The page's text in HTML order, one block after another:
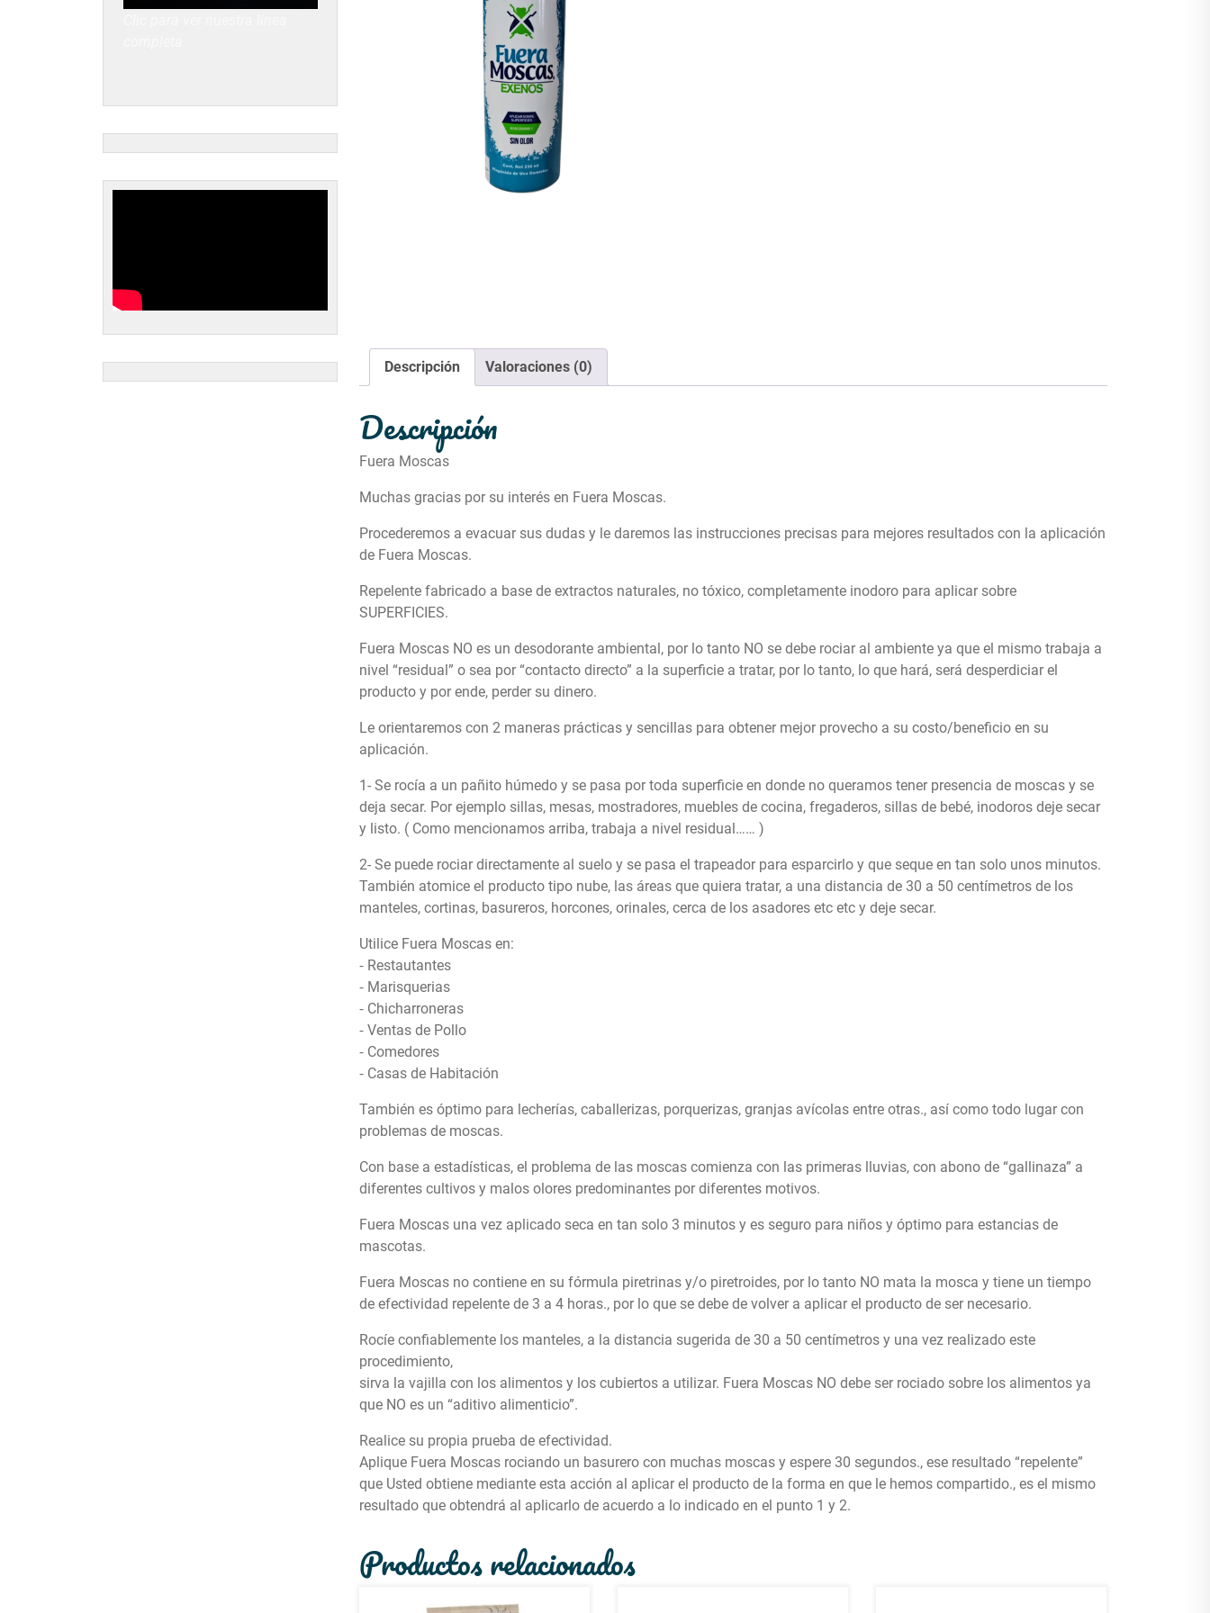
Descripción Valoraciones (0)
Descripción
Fuera Moscas
Muchas gracias por su interés en Fuera Moscas.
Procederemos a evacuar sus dudas y le daremos las instrucciones precisas para mejores resultados con la aplicación
de Fuera Moscas.
Repelente fabricado a base de extractos naturales, no tóxico, completamente inodoro para aplicar sobre
SUPERFICIES.
Fuera Moscas NO es un desodorante ambiental, por lo tanto NO se debe rociar al ambiente ya que el mismo trabaja a
nivel “residual” o sea por “contacto directo” a la superficie a tratar, por lo tanto, lo que hará, será desperdiciar el
producto y por ende, perder su dinero.
Le orientaremos con 2 maneras prácticas y sencillas para obtener mejor provecho a su costo/beneficio en su
aplicación.
1- Se rocía a un pañito húmedo y se pasa por toda superficie en donde no queramos tener presencia de moscas y se
deja secar. Por ejemplo sillas, mesas, mostradores, muebles de cocina, fregaderos, sillas de bebé, inodoros deje secar
y listo. ( Como mencionamos arriba, trabaja a nivel residual…… )
2- Se puede rociar directamente al suelo y se pasa el trapeador para esparcirlo y que seque en tan solo unos minutos.
También atomice el producto tipo nube, las áreas que quiera tratar, a una distancia de 30 a 50 centímetros de los
manteles, cortinas, basureros, horcones, orinales, cerca de los asadores etc etc y deje secar.
Utilice Fuera Moscas en:
⁃ Restautantes
⁃ Marisquerias
⁃ Chicharroneras
⁃ Ventas de Pollo
⁃ Comedores
⁃ Casas de Habitación
También es óptimo para lecherías, caballerizas, porquerizas, granjas avícolas entre otras., así como todo lugar con
problemas de moscas.
Con base a estadísticas, el problema de las moscas comienza con las primeras lluvias, con abono de “gallinaza” a
diferentes cultivos y malos olores predominantes por diferentes motivos.
Fuera Moscas una vez aplicado seca en tan solo 3 minutos y es seguro para niños y óptimo para estancias de
mascotas.
Fuera Moscas no contiene en su fórmula piretrinas y/o piretroides, por lo tanto NO mata la mosca y tiene un tiempo
de efectividad repelente de 3 a 4 horas., por lo que se debe de volver a aplicar el producto de ser necesario.
Rocíe confiablemente los manteles, a la distancia sugerida de 30 a 50 centímetros y una vez realizado este
procedimiento,
sirva la vajilla con los alimentos y los cubiertos a utilizar. Fuera Moscas NO debe ser rociado sobre los alimentos ya
que NO es un “aditivo alimenticio”.
Realice su propia prueba de efectividad.
Aplique Fuera Moscas rociando un basurero con muchas moscas y espere 30 segundos., ese resultado “repelente”
que Usted obtiene mediante esta acción al aplicar el producto de la forma en que le hemos compartido., es el mismo
resultado que obtendrá al aplicarlo de acuerdo a lo indicado en el punto 1 y 2.
Productos relacionados